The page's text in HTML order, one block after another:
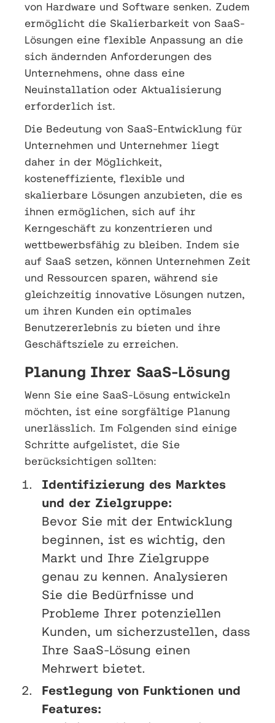
von Hardware und Software senken. Zudem
ermöglicht die Skalierbarkeit von SaaS-
Lösungen eine flexible Anpassung an die
sich ändernden Anforderungen des
Unternehmens, ohne dass eine
Neuinstallation oder Aktualisierung
erforderlich ist.
Die Bedeutung von SaaS-Entwicklung für
Unternehmen und Unternehmer liegt
daher in der Möglichkeit,
kosteneffiziente, flexible und
skalierbare Lösungen anzubieten, die es
ihnen ermöglichen, sich auf ihr
Kerngeschäft zu konzentrieren und
wettbewerbsfähig zu bleiben. Indem sie
auf SaaS setzen, können Unternehmen Zeit
und Ressourcen sparen, während sie
gleichzeitig innovative Lösungen nutzen,
um ihren Kunden ein optimales
Benutzererlebnis zu bieten und ihre
Geschäftsziele zu erreichen.
Planung Ihrer SaaS-Lösung
Wenn Sie eine SaaS-Lösung entwickeln
möchten, ist eine sorgfältige Planung
unerlässlich. Im Folgenden sind einige
Schritte aufgelistet, die Sie
berücksichtigen sollten:
Identifizierung des Marktes
und der Zielgruppe:
Bevor Sie mit der Entwicklung
beginnen, ist es wichtig, den
Markt und Ihre Zielgruppe
genau zu kennen. Analysieren
Sie die Bedürfnisse und
Probleme Ihrer potenziellen
Kunden, um sicherzustellen, dass
Ihre SaaS-Lösung einen
Mehrwert bietet.
Festlegung von Funktionen und
Features: